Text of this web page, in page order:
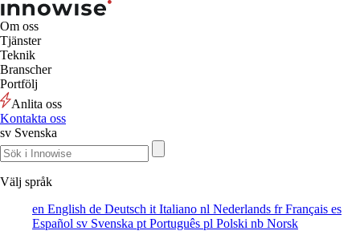
Om oss
Tjänster
Teknik
Branscher
Portfölj
Anlita oss
Kontakta oss
sv Svenska
Välj språk
en English de Deutsch it Italiano nl Nederlands frFrançais es
Español sv Svenska pt Português pl Polski nb Norsk